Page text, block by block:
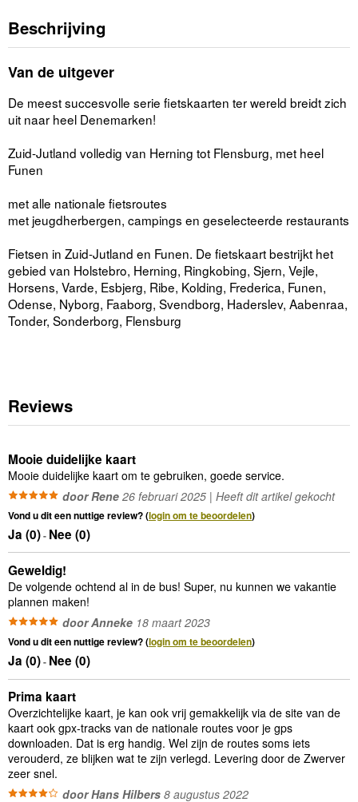
Beschrijving
Van de uitgever
De meest succesvolle serie fietskaarten ter wereld breidt zich
uit naar heel Denemarken!
Zuid-Jutland volledig van Herning tot Flensburg, met heel
Funen
met alle nationale fietsroutes
met jeugdherbergen, campings en geselecteerde restaurants
Fietsen in Zuid-Jutland en Funen. De fietskaart bestrijkt het
gebied van Holstebro, Herning, Ringkobing, Sjern, Vejle,
Horsens, Varde, Esbjerg, Ribe, Kolding, Frederica, Funen,
Odense, Nyborg, Faaborg, Svendborg, Haderslev, Aabenraa,
Tonder, Sonderborg, Flensburg
Reviews
Mooie duidelijke kaart
Mooie duidelijke kaart om te gebruiken, goede service.
door Rene 26 februari 2025 | Heeft dit artikel gekocht
Vond u dit een nuttige review? (login om te beoordelen)
Ja (0)- Nee (0)
Geweldig!
De volgende ochtend al in de bus! Super, nu kunnen we vakantie
plannen maken!
door Anneke 18 maart 2023
Vond u dit een nuttige review? (login om te beoordelen)
Ja (0)- Nee (0)
Prima kaart
Overzichtelijke kaart, je kan ook vrij gemakkelijk via de site van de
kaart ook gpx-tracks van de nationale routes voor je gps
downloaden. Dat is erg handig. Wel zijn de routes soms iets
verouderd, ze blijken wat te zijn verlegd. Levering door de Zwerver
zeer snel.
door Hans Hilbers 8 augustus 2022